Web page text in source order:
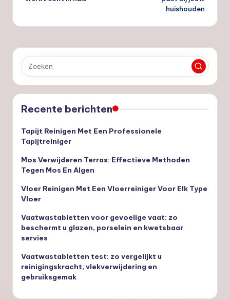
huishouden
Recente berichten
Tapijt Reinigen Met Een Professionele
Tapijtreiniger
Mos Verwijderen Terras: Effectieve Methoden
Tegen Mos En Algen
Vloer Reinigen Met Een Vloerreiniger Voor Elk Type
Vloer
Vaatwastabletten voor gevoelige vaat: zo
beschermt u glazen, porselein en kwetsbaar
servies
Vaatwastabletten test: zo vergelijkt u
reinigingskracht, vlekverwijdering en
gebruiksgemak